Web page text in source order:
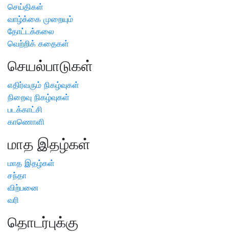
செய்திகள்
வாழ்க்கை முறையும்
தோட்டக்கலை
வெற்றிக் கதைகள்
செயல்பாடுகள்
எதிர்வரும் நிகழ்வுகள்
நிறைவு நிகழ்வுகள்
படக்காட்சி
காணொளி
மாத இதழ்கள்
மாத இதழ்கள்
சந்தா
விற்பனை
வரி
தொடர்புக்கு